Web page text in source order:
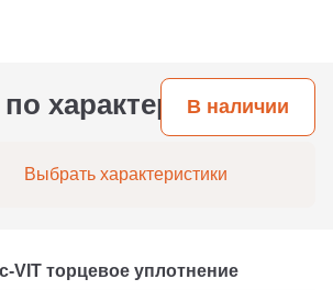
характеристикам
В наличии
Выбрать характеристики
VIT торцевое уплотнение